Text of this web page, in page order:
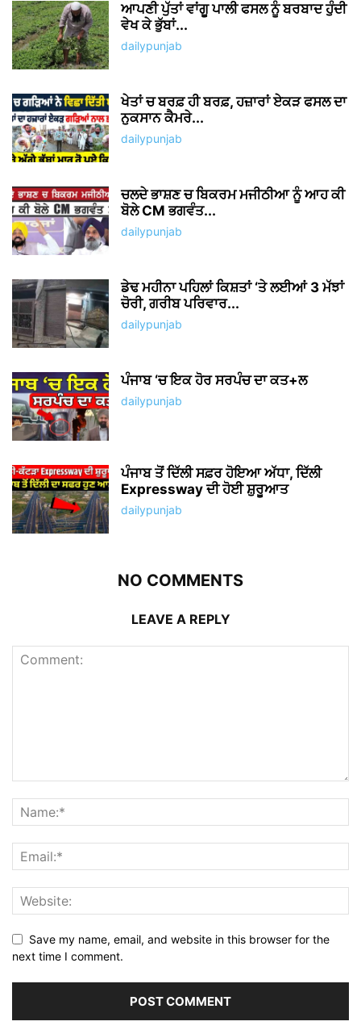
ਆਪਣੀ ਪੁੱਤਾਂ ਵਾਂਗੂ ਪਾਲੀ ਫਸਲ ਨੂੰ ਬਰਬਾਦ ਹੁੰਦੀ
ਵੇਖ ਕੇ ਭੁੱਬਾਂ...
dailypunjab
ਖੇਤਾਂ ਚ ਬਰਫ਼ ਹੀ ਬਰਫ਼, ਹਜ਼ਾਰਾਂ ਏਕੜ ਫਸਲ ਦਾ
ਨੁਕਸਾਨ ਕੈਮਰੇ...
dailypunjab
ਚਲਦੇ ਭਾਸ਼ਣ ਚ ਬਿਕਰਮ ਮਜੀਠੀਆ ਨੂੰ ਆਹ ਕੀ
ਬੋਲੇ CM ਭਗਵੰਤ...
dailypunjab
ਡੇਢ ਮਹੀਨਾ ਪਹਿਲਾਂ ਕਿਸ਼ਤਾਂ ‘ਤੇ ਲਈਆਂ 3 ਮੱਝਾਂ
ਚੋਰੀ, ਗਰੀਬ ਪਰਿਵਾਰ...
dailypunjab
ਪੰਜਾਬ ‘ਚ ਇਕ ਹੋਰ ਸਰਪੰਚ ਦਾ ਕਤ+ਲ
dailypunjab
ਪੰਜਾਬ ਤੋਂ ਦਿੱਲੀ ਸਫ਼ਰ ਹੋਇਆ ਅੱਧਾ, ਦਿੱਲੀ
Expressway ਦੀ ਹੋਈ ਸ਼ੁਰੂਆਤ
dailypunjab
NO COMMENTS
LEAVE A REPLY
Save my name, email, and website in this browser for the
next time I comment.